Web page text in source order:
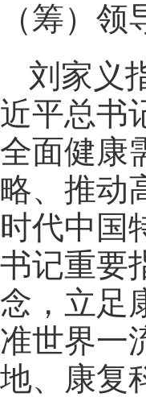
（筹）领
刘家义
近平总书
全面健康
略、推动
时代中国
书记重要
念，立足
准世界一
地、康复